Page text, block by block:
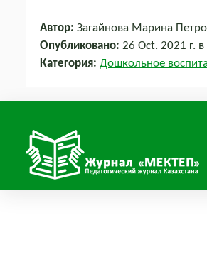
Автор: Загайнова Марина
Опубликовано: 26 Oct. 2021 г.
Категория: Дошкольное